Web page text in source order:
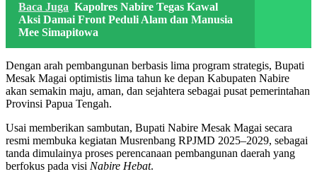
Baca Juga Kapolres Nabire Tegas Kawal
Aksi Damai Front Peduli Alam dan Manusia
Mee Simapitowa
Dengan arah pembangunan berbasis lima program strategis, Bupati
Mesak Magai optimistis lima tahun ke depan Kabupaten Nabire
akan semakin maju, aman, dan sejahtera sebagai pusat pemerintahan
Provinsi Papua Tengah.
Usai memberikan sambutan, Bupati Nabire Mesak Magai secara
resmi membuka kegiatan Musrenbang RPJMD 2025–2029, sebagai
tanda dimulainya proses perencanaan pembangunan daerah yang
berfokus pada visi Nabire Hebat.